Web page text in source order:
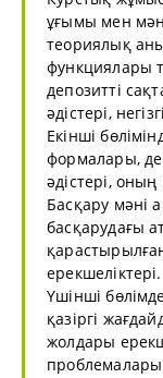
ұғымы мен
теориялық
функциялары
депозитті
әдістері,
Екінші
формалары,
әдістері,
Басқару мәні
басқарудағы
ерекшеліктері.
Үшінші
қазіргі
жолдары